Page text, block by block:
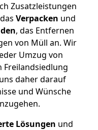
Zusatzleistungen
Verpacken und
, das Entfernen
von Müll an. Wir
Umzug von
Freilandsiedlung
daher darauf
und Wünsche
Lösungen und